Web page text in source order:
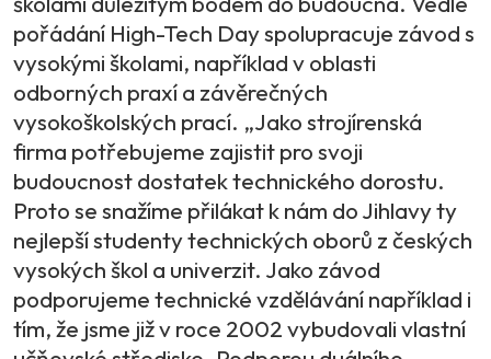
pořádání High-Tech Day spolupracuje závod s
vysokými školami, například v oblasti
odborných praxí a závěrečných
vysokoškolských prací. „Jako strojírenská
firma potřebujeme zajistit pro svoji
budoucnost dostatek technického dorostu.
Proto se snažíme přilákat k nám do Jihlavy ty
nejlepší studenty technických oborů z českých
vysokých škol a univerzit. Jako závod
podporujeme technické vzdělávání například i
tím, že jsme již v roce 2002 vybudovali vlastní